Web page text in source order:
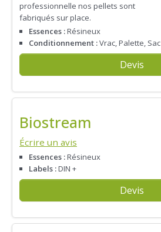
professionnelle nos pellets sont
fabriqués sur place.
Essences :Résineux
Conditionnement :Vrac, Palette, Sac
Devis
Biostream
Écrire un avis
Essences :Résineux
Labels :DIN +
Devis